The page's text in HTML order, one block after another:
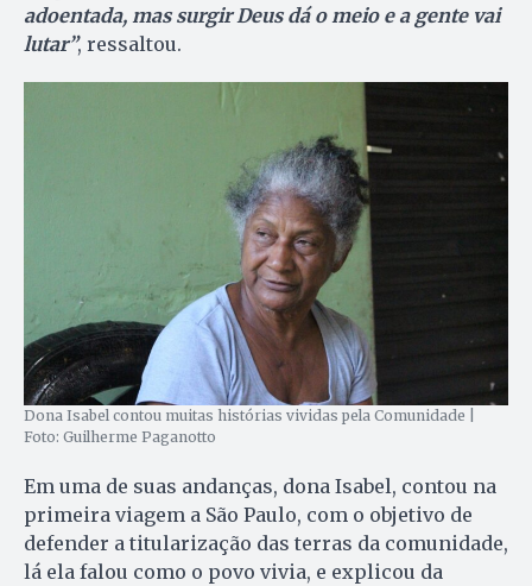
adoentada, mas surgir Deus dá o meio e a gente vai
lutar”, ressaltou.
Dona Isabel contou muitas histórias vividas pela Comunidade |
Foto: Guilherme Paganotto
Em uma de suas andanças, dona Isabel, contou na
primeira viagem a São Paulo, com o objetivo de
defender a titularização das terras da comunidade,
lá ela falou como o povo vivia, e explicou da